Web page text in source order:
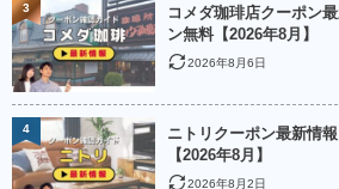
コメダ珈琲店クーポン
ン無料【2026年8月】
2026年8月6日
3
ニトリクーポン最新情
【2026年8月】
2026年8月2日
4